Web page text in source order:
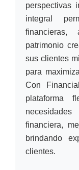
perspectivas
integral
patrimonio
sus clientes
para
Con
plataforma
financiera,
brindando
clientes.